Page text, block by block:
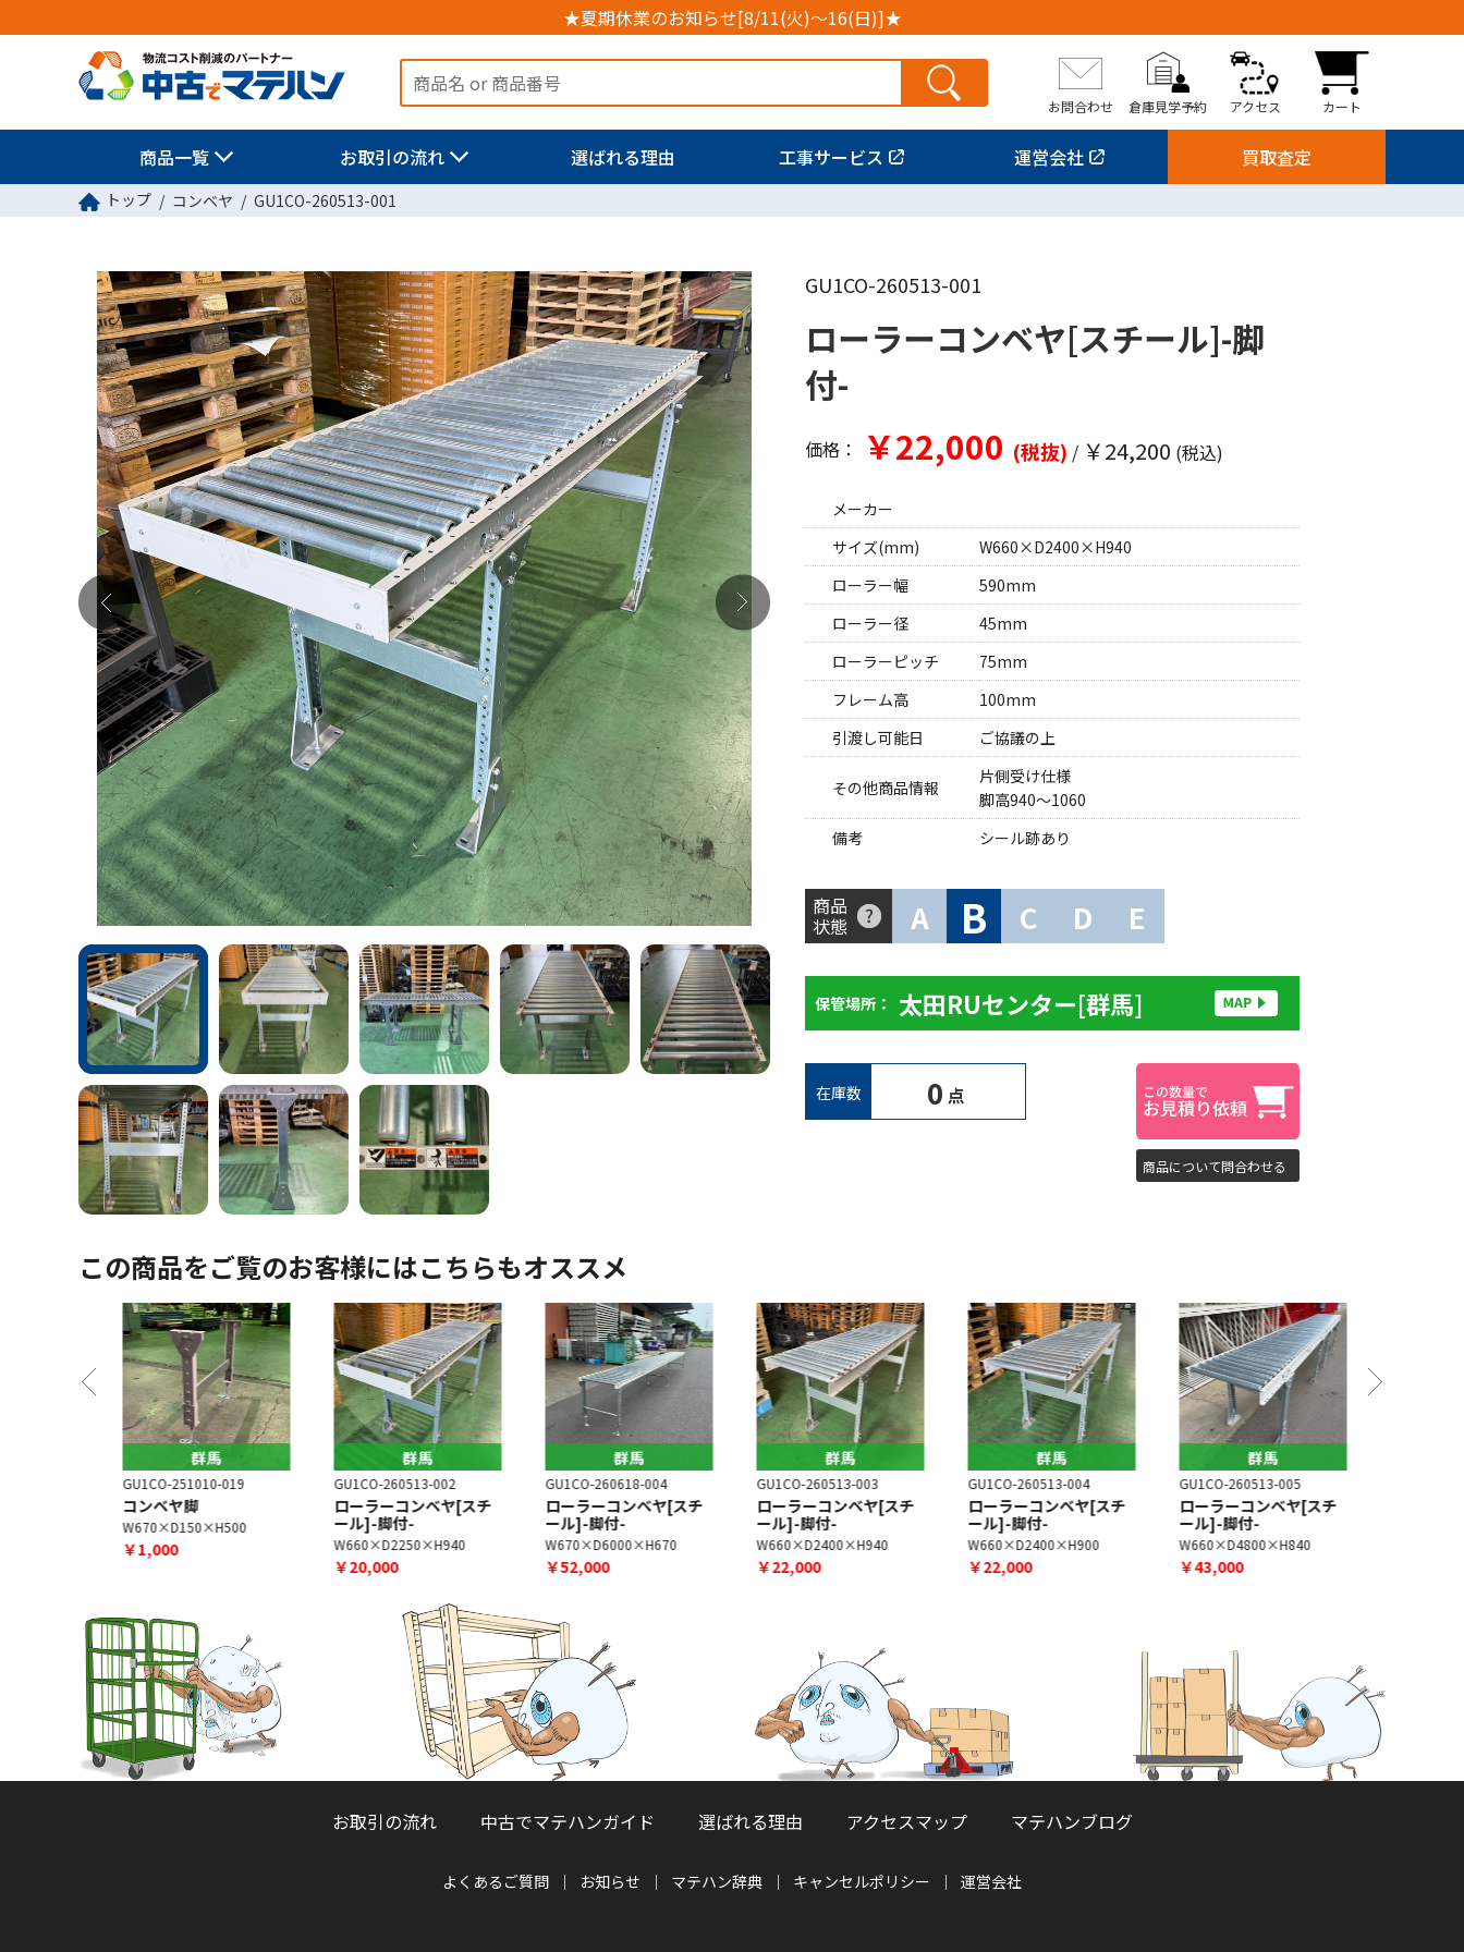
★夏期休業のお知らせ[8/11(火)～16(日)]★
お問合わせ 倉庫見学予約 アクセス カート
商品一覧 お取引の流れ 選ばれる理由 工事サービス 運営会社 買取査定
トップ コンベヤ GU1CO-260513-001
GU1CO-260513-001
ローラーコンベヤ[スチール]-脚
付-
価格： ￥22,000 (税抜) / ￥24,200 (税込)
メーカー
サイズ(mm)
W660×D2400×H940
ローラー幅
590mm
ローラー径
45mm
ローラーピッチ
75mm
フレーム高
100mm
引渡し可能日
ご協議の上
その他商品情報
片側受け仕様
脚高940～1060
備考
シール跡あり
商品
状態 A B C D E
保管場所： 太田RUセンター[群馬]
在庫数 0 点
商品について問合わせる
この商品をご覧のお客様にはこちらもオススメ
群馬
GU1CO-251010-019
コンベヤ脚
W670×D150×H500
￥1,000
群馬
GU1CO-260513-002
ローラーコンベヤ[スチ
ール]-脚付-
W660×D2250×H940
￥20,000
群馬
GU1CO-260618-004
ローラーコンベヤ[スチ
ール]-脚付-
W670×D6000×H670
￥52,000
群馬
GU1CO-260513-003
ローラーコンベヤ[スチ
ール]-脚付-
W660×D2400×H940
￥22,000
群馬
GU1CO-260513-004
ローラーコンベヤ[スチ
ール]-脚付-
W660×D2400×H900
￥22,000
群馬
GU1CO-260513-005
ローラーコンベヤ[スチ
ール]-脚付-
W660×D4800×H840
￥43,000
お取引の流れ 中古でマテハンガイド 選ばれる理由 アクセスマップ マテハンブログ
よくあるご質問 お知らせ マテハン辞典 キャンセルポリシー 運営会社